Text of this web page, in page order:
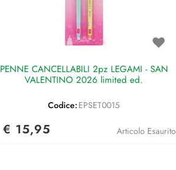
PENNE CANCELLABILI 2pz LEGAMI - SAN
VALENTINO 2026 limited ed.
Codice: EPSET0015
€ 15,95 Articolo Esaurito